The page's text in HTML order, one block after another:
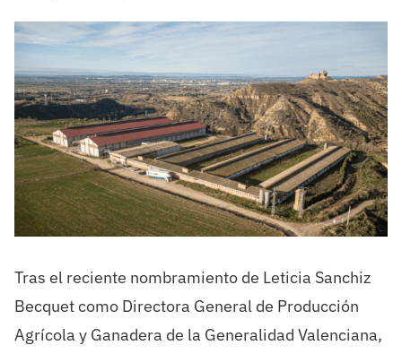
Tras el reciente nombramiento de Leticia Sanchiz
Becquet como Directora General de Producción
Agrícola y Ganadera de la Generalidad Valenciana,